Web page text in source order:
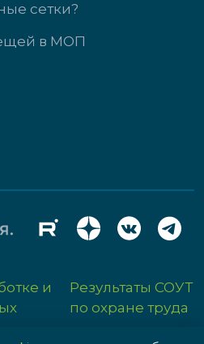
сетки?
в МОП
и
Результаты СОУТ
по охране труда